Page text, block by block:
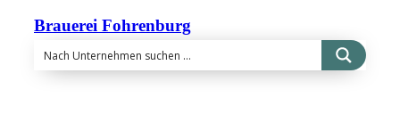
Brauerei Fohrenburg